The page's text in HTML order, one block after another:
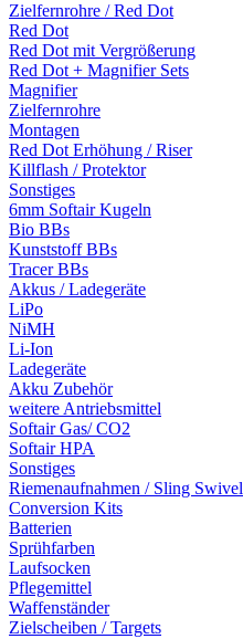
Zielfernrohre / Red Dot
Red Dot
Red Dot mit Vergrößerung
Red Dot + Magnifier Sets
Magnifier
Zielfernrohre
Montagen
Red Dot Erhöhung / Riser
Killflash / Protektor
Sonstiges
6mm Softair Kugeln
Bio BBs
Kunststoff BBs
Tracer BBs
Akkus / Ladegeräte
LiPo
NiMH
Li-Ion
Ladegeräte
Akku Zubehör
weitere Antriebsmittel
Softair Gas/ CO2
Softair HPA
Sonstiges
Riemenaufnahmen / Sling Swivel
Conversion Kits
Batterien
Sprühfarben
Laufsocken
Pflegemittel
Waffenständer
Zielscheiben / Targets